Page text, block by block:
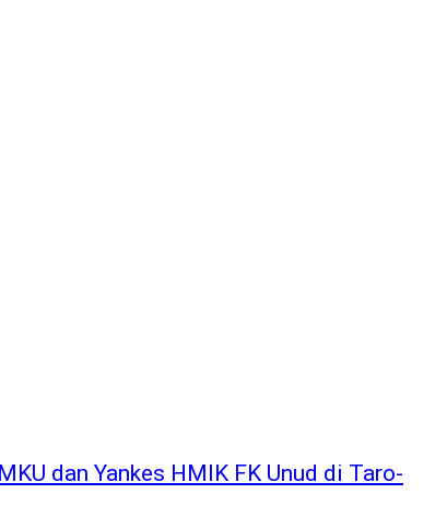
dan Yankes HMIK FK Unud di Taro-